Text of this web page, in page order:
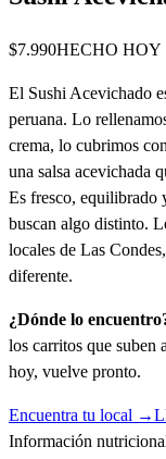
$7.990HECHO HOY
El Sushi Acevichado
peruana. Lo
crema, lo cubrimos
una salsa acevichada
Es fresco, equilibrado
buscan algo distinto.
locales de Las
diferente.
¿Dónde lo
los carritos que suben
hoy, vuelve pronto.
Encuentra tu local →
Información